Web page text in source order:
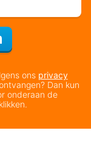
ons privacy
Dan kun
onderaan de